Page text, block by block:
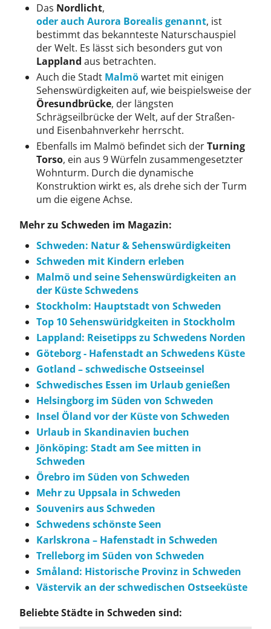
Das Nordlicht,
oder auch Aurora Borealis genannt, ist
bestimmt das bekannteste Naturschauspiel
der Welt. Es lässt sich besonders gut von
Lappland aus betrachten.
Auch die Stadt Malmöwartet mit einigen
Sehenswürdigkeiten auf, wie beispielsweise der
Öresundbrücke, der längsten
Schrägseilbrücke der Welt, auf der Straßen-
und Eisenbahnverkehr herrscht.
Ebenfalls im Malmö befindet sich derTurning
Torso, ein aus 9 Würfeln zusammengesetzter
Wohnturm. Durch die dynamische
Konstruktion wirkt es, als drehe sich der Turm
um die eigene Achse.
Mehr zu Schweden im Magazin:
Schweden: Natur & Sehenswürdigkeiten
Schweden mit Kindern erleben
Malmö und seine Sehenswürdigkeiten an
der Küste Schwedens
Stockholm: Hauptstadt von Schweden
Top 10 Sehenswüridgkeiten in Stockholm
Lappland: Reisetipps zu Schwedens Norden
Göteborg - Hafenstadt an Schwedens Küste
Gotland – schwedische Ostseeinsel
Schwedisches Essen im Urlaub genießen
Helsingborg im Süden von Schweden
Insel Öland vor der Küste von Schweden
Urlaub in Skandinavien buchen
Jönköping: Stadt am See mitten in
Schweden
Örebro im Süden von Schweden
Mehr zu Uppsala in Schweden
Souvenirs aus Schweden
Schwedens schönste Seen
Karlskrona – Hafenstadt in Schweden
Trelleborg im Süden von Schweden
Småland: Historische Provinz in Schweden
Västervik an der schwedischen Ostseeküste
Beliebte Städte in Schweden sind: